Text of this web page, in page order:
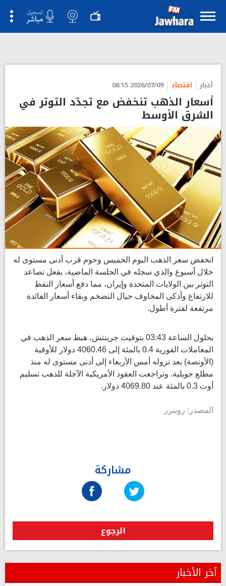
أخبار اقتصاد 2026/07/09 08:15
أسعار الذهب تنخفض مع تجدّد التوتر في
الشرق الأوسط
انخفض سعر الذهب اليوم الخميس وحوم قرب أدنى مستوى له
خلال أسبوع والذي سجله في الجلسة الماضية، بفعل تصاعد ​
التوتر بين الولايات المتحدة وإيران، مما دفع أسعار النفط
‌للارتفاع وأذكى المخاوف حيال التضخم وبقاء أسعار الفائدة
مرتفعة لفترة أطول.
بحلول الساعة 03:43 بتوقيت جرينتش، هبط سعر الذهب في
المعاملات الفورية 0.4 بالمئة إلى ​4060.46 دولار للأوقية
(الأونصة) بعد نزوله أمس الأربعاء إلى أدنى مستوى ​له منذ
مطلع جويلية. وتراجعت العقود الأمريكية الآجلة ⁠للذهب تسليم
أوت 0.3 بالمئة عند 4069.80 دولار.
المصدر: رويترز
مشاركة
الرجوع
آخر الأخبار